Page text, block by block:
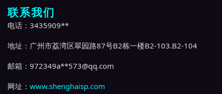
联系我们
电话：3435909**
地址：广州市荔湾区翠园路87号B2栋一楼B2-103.B2-104
邮箱：972349a**573@qq.com
网址： www.shenghaisp.com